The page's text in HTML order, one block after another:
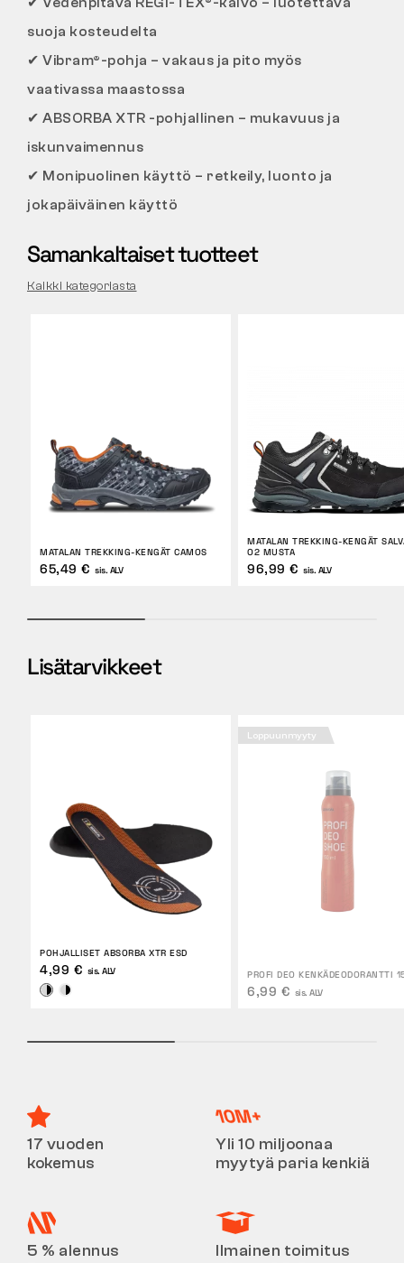
suoja kosteudelta
✔ Vibram®-pohja – vakaus ja pito myös
vaativassa maastossa
✔ ABSORBA XTR -pohjallinen – mukavuus ja
iskunvaimennus
✔ Monipuolinen käyttö – retkeily, luonto ja
jokapäiväinen käyttö
Samankaltaiset tuotteet
Kaikki kategoriasta
MATALAN TREKKING-KENGÄT CAMOS
65,49 € sis. ALV
MATALAN TREKKING-KENGÄT
O2 MUSTA
96,99 € sis. ALV
Lisätarvikkeet
POHJALLISET ABSORBA XTR ESD
4,99 € sis. ALV
Loppuunmyyty
PROFI DEO KENKÄDEODORANTTI
6,99 € sis. ALV
17 vuoden
kokemus
Yli 10 miljoonaa
myytyä paria kenkiä
5 % alennus
Ilmainen toimitus